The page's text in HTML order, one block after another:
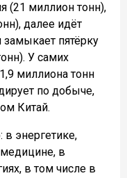
(21 миллион тонн),
далее идёт
пятёрку
У самих
миллиона тонн
по добыче,
Китай.
в энергетике,
в
в том числе в